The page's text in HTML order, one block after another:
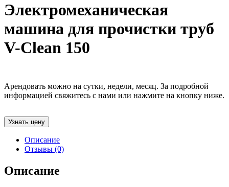
Электромеханическая
машина для прочистки труб
V-Clean 150
Арендовать можно на сутки, недели, месяц. За подробной
информацией свяжитесь с нами или нажмите на кнопку ниже.
Узнать цену
Описание
Отзывы (0)
Описание